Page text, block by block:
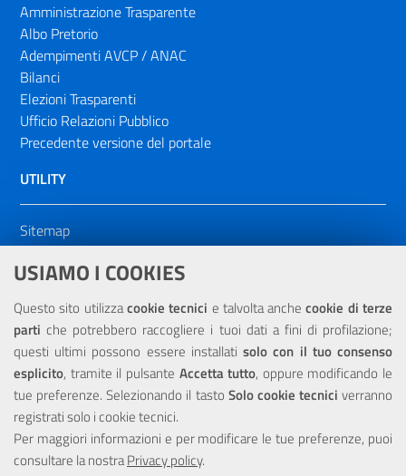
USIAMO I COOKIES
Questo sito utilizzacookie tecnici e talvolta anchecookie di terze
parti che potrebbero raccogliere i tuoi dati a fini di profilazione;
questi ultimi possono essere installatisolo con il tuo consenso
esplicito, tramite il pulsante Accetta tutto, oppure modificando le
tue preferenze. Selezionando il tasto Solo cookie tecnici verranno
registrati solo i cookie tecnici.
Per maggiori informazioni e per modificare le tue preferenze, puoi
consultare la nostraPrivacy policy.
Amministrazione Trasparente
Albo Pretorio
Adempimenti AVCP / ANAC
Bilanci
Elezioni Trasparenti
Ufficio Relazioni Pubblico
Precedente versione del portale
UTILITY
Sitemap
Dichiarazione di accessibilità
NOTE LEGALI
Privacy
Portale realizzato con la partecipazione finanziaria dell'Unione
Europea tramite i fondi del POR Sicilia 2000/2006 Misura 6.05 -